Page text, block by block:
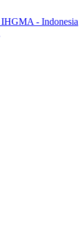
IHGMA - Indonesia